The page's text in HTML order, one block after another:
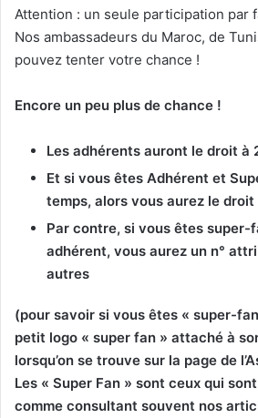
Attention : un seule participation par
Nos ambassadeurs du Maroc, de
pouvez tenter votre chance !
Encore un peu plus de chance !
Les adhérents auront le droit à
Et si vous êtes Adhérent et
temps, alors vous aurez le
Par contre, si vous êtes super-
adhérent, vous aurez un n°
autres
(pour savoir si vous êtes « super-
petit logo « super fan » attaché à
lorsqu’on se trouve sur la page de
Les « Super Fan » sont ceux qui
comme consultant souvent nos